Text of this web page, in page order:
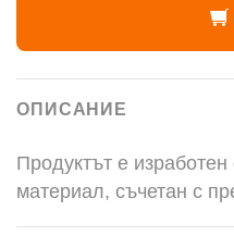
ОПИСАНИЕ
Продуктът е
материал, съчетан с